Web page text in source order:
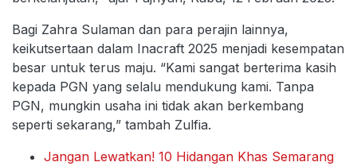
Bagi Zahra Sulaman dan para perajin lainnya,
keikutsertaan dalam Inacraft 2025 menjadi kesempatan
besar untuk terus maju. “Kami sangat berterima kasih
kepada PGN yang selalu mendukung kami. Tanpa
PGN, mungkin usaha ini tidak akan berkembang
seperti sekarang,” tambah Zulfia.
Jangan Lewatkan! 10 Hidangan Khas Semarang